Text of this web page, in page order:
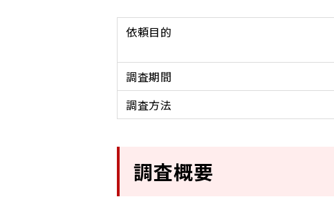
依頼目的
調査期間
調査方法
調査概要